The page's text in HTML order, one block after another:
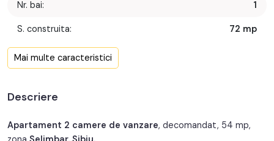
Nr. bai: 1
S. construita: 72 mp
Confort:
Nr. balcoane:
Nr. parcari:
Mai multe caracteristici
Descriere
Apartament 2 camere de vanzare, decomandat, 54 mp,